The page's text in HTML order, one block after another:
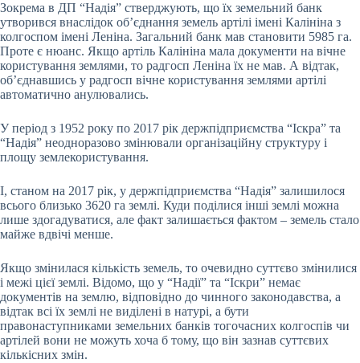
Зокрема в ДП “Надія” стверджують, що їх земельний банк
утворився внаслідок об’єднання земель артілі імені Калініна з
колгоспом імені Леніна. Загальний банк мав становити 5985 га.
Проте є нюанс. Якщо артіль Калініна мала документи на вічне
користування землями, то радгосп Леніна їх не мав. А відтак,
обʼєднавшись у радгосп вічне користування землями артілі
автоматично анулювались.
У період з 1952 року по 2017 рік держпідприємства “Іскра” та
“Надія” неодноразово змінювали організаційну структуру і
площу землекористування.
І, станом на 2017 рік, у держпідприємства “Надія” залишилося
всього близько 3620 га землі. Куди поділися інші землі можна
лише здогадуватися, але факт залишається фактом – земель стало
майже вдвічі менше.
Якщо змінилася кількість земель, то очевидно суттєво змінилися
і межі цієї землі. Відомо, що у “Надії” та “Іскри” немає
документів на землю, відповідно до чинного законодавства, а
відтак всі їх землі не виділені в натурі, а бути
правонаступниками земельних банків тогочасних колгоспів чи
артілей вони не можуть хоча б тому, що він зазнав суттєвих
кількісних змін.